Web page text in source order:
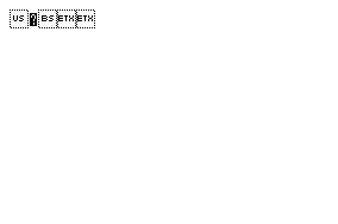
�